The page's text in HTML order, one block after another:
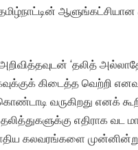
‘தலித்
கிடைத்த வெற்றி
வருகிறது எனக்
எதிராக வட
கலவரங்களை